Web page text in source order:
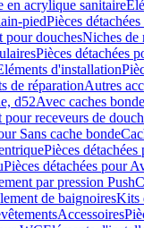
en acrylique sanitaire
piedPièces
pour douchesNiches de
Pièces détachées
d'installation
de réparationAutres
d52Avec caches
pour receveurs de
Sans cache bonde
Pièces
Pièces détachées pour
par pression
de baignoiresKits
Accessoires